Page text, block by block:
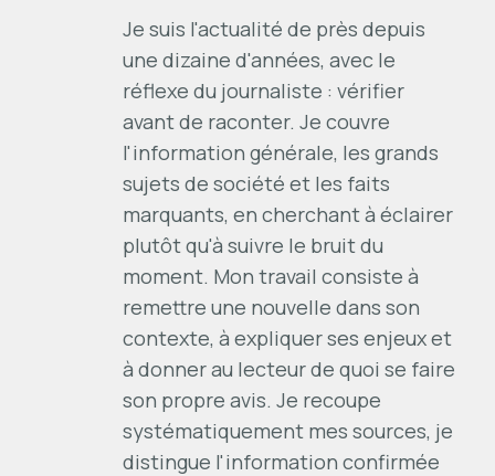
Je suis l'actualité de près depuis
une dizaine d'années, avec le
réflexe du journaliste : vérifier
avant de raconter. Je couvre
l'information générale, les grands
sujets de société et les faits
marquants, en cherchant à éclairer
plutôt qu'à suivre le bruit du
moment. Mon travail consiste à
remettre une nouvelle dans son
contexte, à expliquer ses enjeux et
à donner au lecteur de quoi se faire
son propre avis. Je recoupe
systématiquement mes sources, je
distingue l'information confirmée